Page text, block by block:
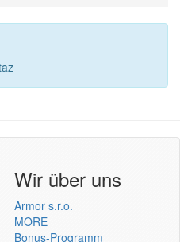
Wir über uns
Armor s.r.o.
MORE
Bonus-Programm